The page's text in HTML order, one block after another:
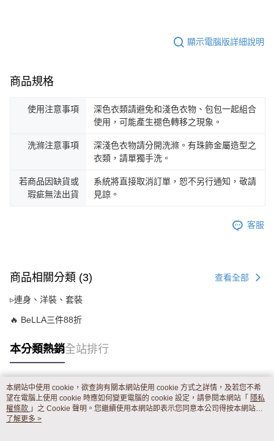
顯示電腦版詳細說明
商品規格
使用注意事項
深色衣類請避免和淺色衣物、包包一起組合
使用，可能產生褪色轉移之現象。
洗滌注意事項
深淺色衣物請分開洗滌。有珠飾金屬造型之
衣類，請單獨手洗。
若商品因缺貨或
瑕疵無法出貨
系統將直接取消訂單，恕不另行通知，敬請
見諒。
客服
商品相關分類 (3) 查看全部
▹連身、洋裝、套裝
🔥 BeLLA三件88折
本分類熱銷全站排行
熱門標籤
本網站中使用 cookie，欲查詢有關本網站使用 cookie 方式之詳情，及若您不希
望在電腦上使用 cookie 時應如何變更電腦的 cookie 設定，請參閱本網站「 隱私
權條款 」之 Cookie 聲明。您繼續使用本網站即表示您同意本公司得按本網站使
用條款之 Cookie 聲明使用 cookie。
了解更多 >